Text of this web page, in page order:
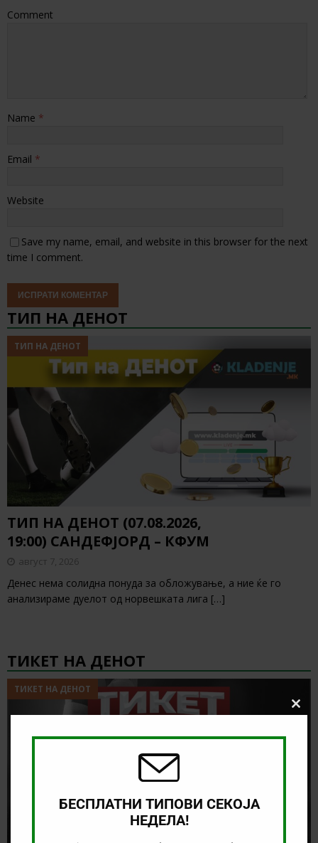
Comment
Name *
Email *
Website
Save my name, email, and website in this browser for the next
time I comment.
ТИП НА ДЕНОТ
ТИП НА ДЕНОТ
ТИП НА ДЕНОТ (07.08.2026,
19:00) САНДЕФЈОРД – КФУМ
август 7, 2026
Денес нема солидна понуда за обложување, а ние ќе го
анализираме дуелот од норвешката лига […]
ТИКЕТ НА ДЕНОТ
ТИКЕТ НА ДЕНОТ
Close
БЕСПЛАТНИ ТИПОВИ СЕКОЈА
НЕДЕЛА!